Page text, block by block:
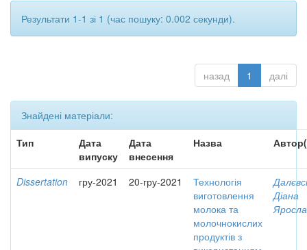
Результати 1-1 зі 1 (час пошуку: 0.002 секунди).
назад 1 далі
Знайдені матеріали:
Тип
Дата
випуску
Дата
внесення
Назва
Dissertation гру-2021 20-гру-2021
Технологія
виготовлення
молока та
молочнокислих
продуктів з
Діана